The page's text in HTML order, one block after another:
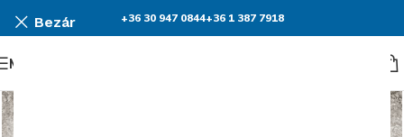
Bezár +36 30 947 0844+36 1 387 7918
Menü